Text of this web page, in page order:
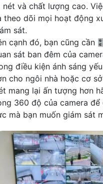
nét và chất lượng cao.
theo dõi mọi hoạt động
sát.
cạnh đó, bạn cũng cần
sát ban đêm của
điều kiện ánh sáng
cho ngôi nhà hoặc cơ
mang lại ấn tượng hơn
360 độ của camera
mà bạn muốn giám sát